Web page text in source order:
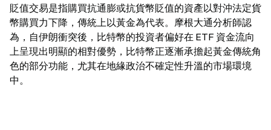
貶值交易是指購買抗通膨或抗貨幣貶值的資產以對沖法定貨
幣購買力下降，傳統上以黃金為代表。摩根大通分析師認
為，自伊朗衝突後，比特幣的投資者偏好在 ETF 資金流向
上呈現出明顯的相對優勢，比特幣正逐漸承擔起黃金傳統角
色的部分功能，尤其在地緣政治不確定性升溫的市場環境
中。